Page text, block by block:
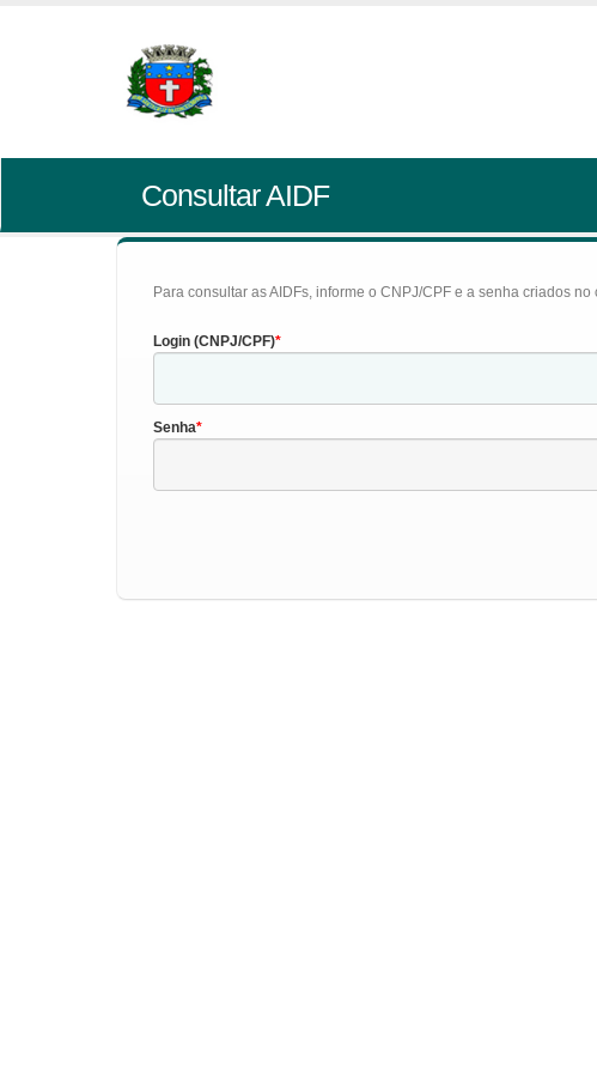
Consultar AIDF
Para consultar as AIDFs, informe o CNPJ/CPF e a senha criados
Login (CNPJ/CPF)
Senha